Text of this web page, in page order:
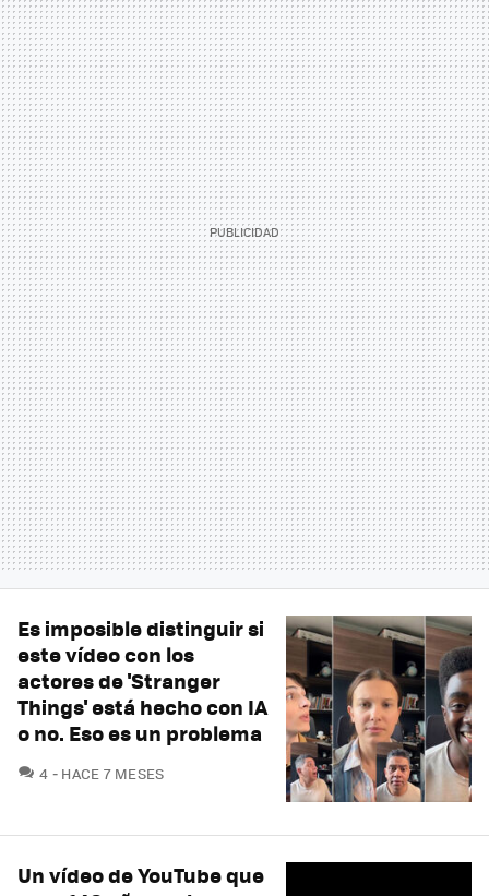
Es imposible distinguir si
este vídeo con los
actores de 'Stranger
Things' está hecho con IA
o no. Eso es un problema
4 COMENTARIOS
HACE 7 MESES
Un vídeo de YouTube que